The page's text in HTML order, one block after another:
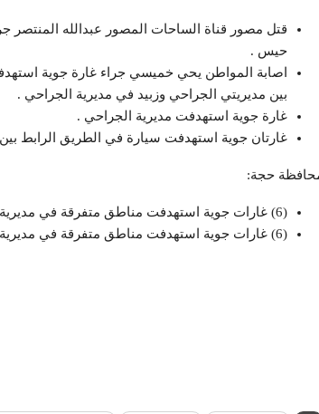
قتل مصور قناة الساحات المصور عبدالله المنتصر
حيس .
اصابة المواطن يحي خميسي جراء غارة جوية
بين مديريتي الجراحي وزبيد في مديرية الجراحي .
غارة جوية استهدفت مديرية الجراحي .
غارتان جوية استهدفت سيارة في الطريق الرابط
حجة:
(6) غارات جوية استهدفت مناطق متفرقة في مديرية ميدي .
(6) غارات جوية استهدفت مناطق متفرقة في مديرية حرض .